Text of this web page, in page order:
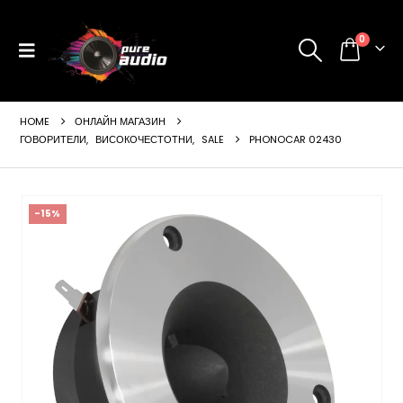
0
HOME
ОНЛАЙН МАГАЗИН
ГОВОРИТЕЛИ, ВИСОКОЧЕСТОТНИ, SALE PHONOCAR 02430
-15%